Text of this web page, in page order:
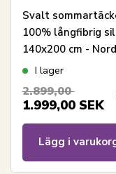
Svalt
100% långfibrig
140x200 cm -
Comfort Superior
I lager
2.899,00
1.999,00 SEK
Lägg i